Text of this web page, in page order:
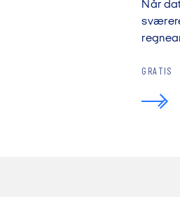
Når
GRATIS